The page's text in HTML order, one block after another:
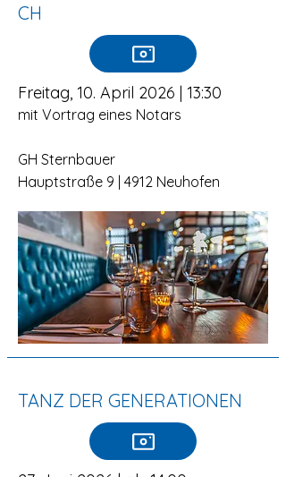
CH
Freitag, 10. April 2026 | 13:30
mit Vortrag eines Notars
GH Sternbauer
Hauptstraße 9 | 4912 Neuhofen
TANZ DER GENERATIONEN